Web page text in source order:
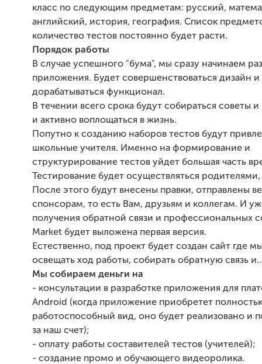
класс по следующим предметам: русский,
английский, история, география. Список
количество тестов постоянно будет расти.
Порядок работы
В случае успешного "бума", мы сразу начинаем
приложения. Будет совершенствоваться дизайн и
дорабатываться функционал.
В течении всего срока будут собираться советы
и активно воплощаться в жизнь.
Попутно к созданию наборов тестов будут
школьные учителя. Именно на формирование и
структурирование тестов уйдет большая часть
Тестирование будет осуществляться
После этого будут внесены правки, отправлены
спонсорам, то есть Вам, друзьям и коллегам. И
получения обратной связи и профессиональных
Market будет выложена первая версия.
Естественно, под проект будет создан сайт где
освещать ход работы, собирать обратную связь
Мы собираем деньги на
- консультации в разработке приложения для
Android (когда приложение приобретет
работоспособный вид, оно будет реализовано и
за наш счет);
- оплату работы составителей тестов (учителей);
- создание промо и обучающего видеоролика.